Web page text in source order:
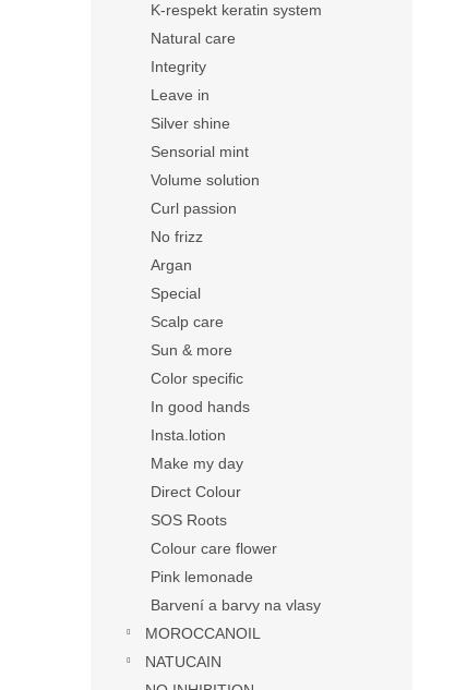
K-respekt keratin system
Natural care
Integrity
Leave in
Silver shine
Sensorial mint
Volume solution
Curl passion
No frizz
Argan
Special
Scalp care
Sun & more
Color specific
In good hands
Insta.lotion
Make my day
Direct Colour
SOS Roots
Colour care flower
Pink lemonade
Barvení a barvy na vlasy
MOROCCANOIL
NATUCAIN